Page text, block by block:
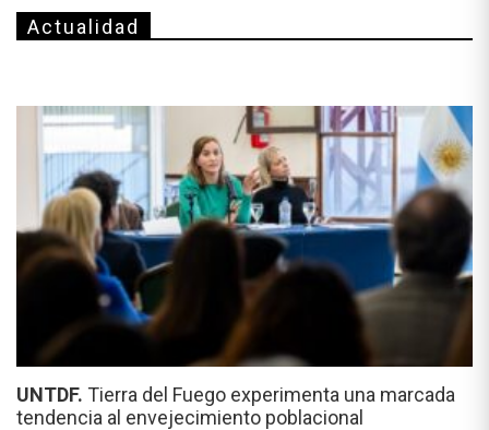
Actualidad
UNTDF. Tierra del Fuego experimenta una marcada
tendencia al envejecimiento poblacional